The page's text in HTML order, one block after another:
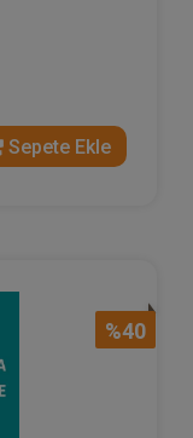
Sepete Ekle
%40